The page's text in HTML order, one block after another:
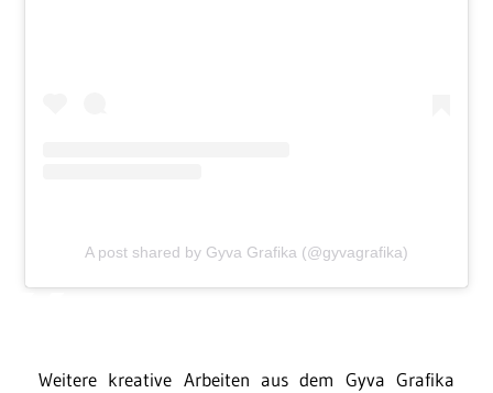
A post shared by Gyva Grafika (@gyvagrafika)
Weitere kreative Arbeiten aus dem Gyva Grafika